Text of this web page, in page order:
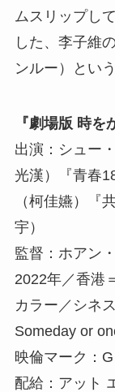
ムスリップし
した、李子維
ンルー）とい
『劇場版 時を
出演：シュー
光漢）『青春
（柯佳嬿）『
宇）
監督：ホアン
2022年／香港
カラー／シネ
Someday or
映倫マーク：G
配給：アット